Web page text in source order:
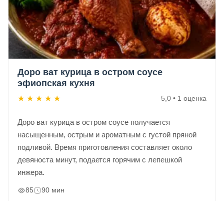
Доро ват курица в остром соусе
эфиопская кухня
★ ★ ★ ★ ★ 5,0 • 1 оценка
Доро ват курица в остром соусе получается
насыщенным, острым и ароматным с густой пряной
подливой. Время приготовления составляет около
девяноста минут, подается горячим с лепешкой
инжера.
85 90 мин